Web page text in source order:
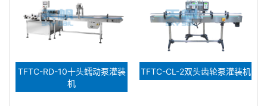
TFTC-RD-10十头蠕动泵灌装
机
TFTC-CL-2双头齿轮泵灌装机